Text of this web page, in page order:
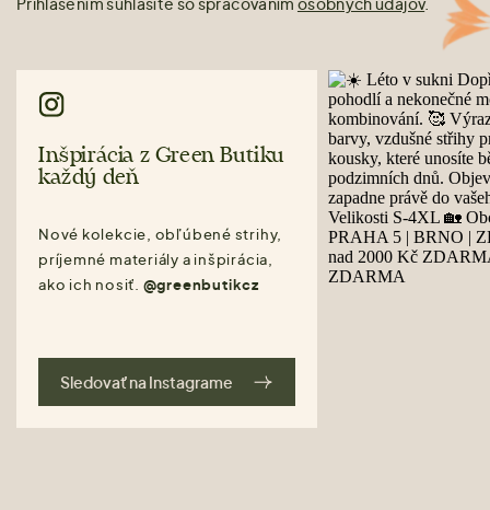
Inšpirácia z Green Butiku
každý deň
Nové kolekcie, obľúbené strihy,
príjemné materiály a inšpirácia,
ako ich nosiť. @greenbutikcz
Sledovať na Instagrame